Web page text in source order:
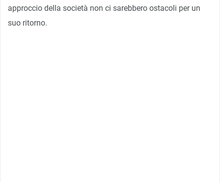
approccio della società non ci sarebbero ostacoli per un
suo ritorno.